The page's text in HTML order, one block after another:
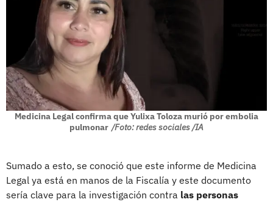
Medicina Legal confirma que Yulixa Toloza murió por embolia
pulmonar /Foto: redes sociales /IA
Sumado a esto, se conoció que este informe de Medicina
Legal ya está en manos de la Fiscalía y este documento
sería clave para la investigación contra las personas